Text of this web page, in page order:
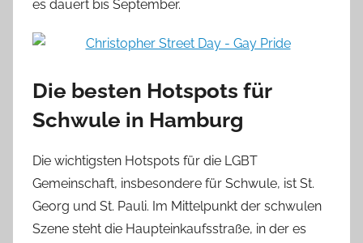
es dauert bis September.
Die besten Hotspots für
Schwule in Hamburg
Die wichtigsten Hotspots für die LGBT
Gemeinschaft, insbesondere für Schwule, ist St.
Georg und St. Pauli. Im Mittelpunkt der schwulen
Szene steht die Haupteinkaufsstraße, in der es